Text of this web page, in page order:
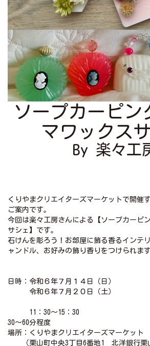
ソープカーピン
マワックス
By 楽々工
くりやまクリエイターズマーケットで開催
ご案内です。
今回は楽々工房さんによる【ソープカーピ
サシェ】です。
石けんを彫ろう！お部屋に飾る香るインテ
ャンドル、お好みの飾り香りをつけられます
日時：令和６年７月１４日（日）
令和６年７月２０日（土）
11：30～15：30
30～60分程度
場所：くりやまクリエイターズマーケット
（栗山町中央3丁目6番地1 北洋銀行栗